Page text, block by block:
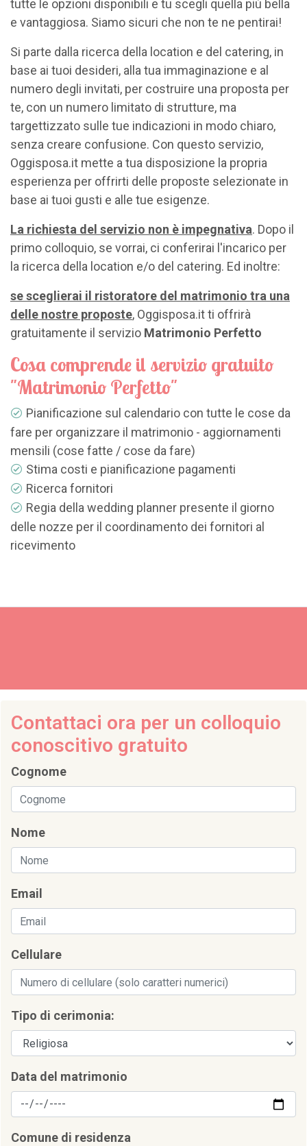
tutte le opzioni disponibili e tu scegli quella più bella
e vantaggiosa. Siamo sicuri che non te ne pentirai!
Si parte dalla ricerca della location e del catering, in
base ai tuoi desideri, alla tua immaginazione e al
numero degli invitati, per costruire una proposta per
te, con un numero limitato di strutture, ma
targettizzato sulle tue indicazioni in modo chiaro,
senza creare confusione. Con questo servizio,
Oggisposa.it mette a tua disposizione la propria
esperienza per offrirti delle proposte selezionate in
base ai tuoi gusti e alle tue esigenze.
La richiesta del servizio non è impegnativa. Dopo il
primo colloquio, se vorrai, ci conferirai l'incarico per
la ricerca della location e/o del catering. Ed inoltre:
se sceglierai il ristoratore del matrimonio tra una
delle nostre proposte, Oggisposa.it ti offrirà
gratuitamente il servizio Matrimonio Perfetto
Cosa comprende il servizio gratuito
"Matrimonio Perfetto"
Pianificazione sul calendario con tutte le cose da
fare per organizzare il matrimonio - aggiornamenti
mensili (cose fatte / cose da fare)
Stima costi e pianificazione pagamenti
Ricerca fornitori
Regia della wedding planner presente il giorno
delle nozze per il coordinamento dei fornitori al
ricevimento
Contattaci ora per un colloquio
conoscitivo gratuito
Cognome
Nome
Email
Cellulare
Tipo di cerimonia:
Data del matrimonio
Comune di residenza